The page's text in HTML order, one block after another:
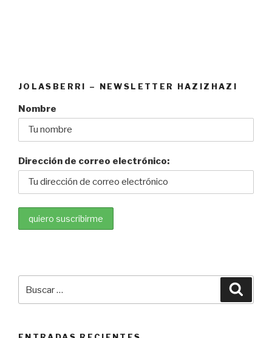
JOLASBERRI – NEWSLETTER HAZIZHAZI
Nombre
Dirección de correo electrónico: